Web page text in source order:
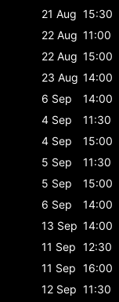
21 Aug 15:30
22 Aug 11:00
22 Aug 15:00
23 Aug 14:00
6 Sep
14:00
4 Sep
11:30
4 Sep
15:00
5 Sep
11:30
5 Sep
15:00
6 Sep
14:00
13 Sep 14:00
11 Sep 12:30
11 Sep 16:00
12 Sep 11:30